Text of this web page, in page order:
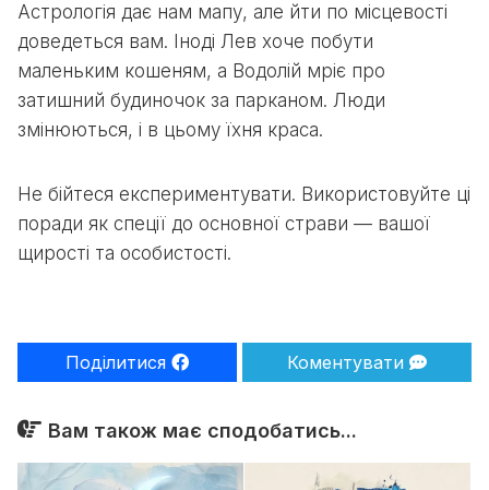
Астрологія дає нам мапу, але йти по місцевості
доведеться вам. Іноді Лев хоче побути
маленьким кошеням, а Водолій мріє про
затишний будиночок за парканом. Люди
змінюються, і в цьому їхня краса.
Не бійтеся експериментувати. Використовуйте ці
поради як спеції до основної страви — вашої
щирості та особистості.
Поділитися Коментувати
Вам також має сподобатись...